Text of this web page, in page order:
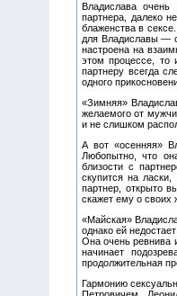
Владислава
партнера, далеко
блаженства в
для Владиславы —
настроена на
этом процессе, то
партнеру всегда
одного
«Зимняя»
желаемого от
и не слишком
А вот «осенняя»
Любопытно, что
близости с
скупится на
партнер, открыто
скажет ему о своих
«Майская»
однако ей
Она очень ревнива
начинает
продолжительная
Гармонию